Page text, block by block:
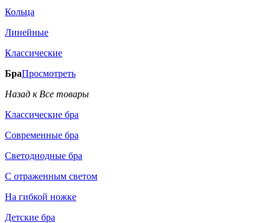
Кольца
Линейные
Классические
БраПросмотреть
Назад к Все товары
Классические бра
Современные бра
Светодиодные бра
С отраженным светом
На гибкой ножке
Детские бра